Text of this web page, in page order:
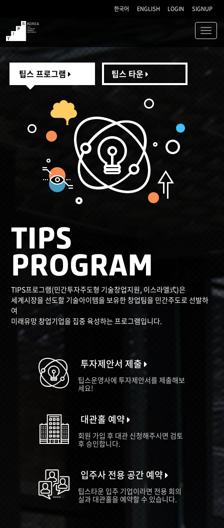
한국어 ENGLISH LOGIN SIGNUP
TIPS
팁스 프로그램 팁스 타운
TIPS프로그램(민간투자주도형 기술창업지원, 이스라엘式)은
세계시장을 선도할 기술아이템을 보유한 창업팀을 민간주도로 선발하
여
미래유망 창업기업을 집중 육성하는 프로그램입니다.
투자제안서 제출
팁스운영사에 투자제안서를 제출해보
세요!
대관홀 예약
회원 가입 후 대관 신청해주시면 검토
후 승인합니다.
입주사 전용 공간 예약
팁스타운 입주 기업이라면 전용 회의
실과 대관홀을 예약할 수 있습니다.